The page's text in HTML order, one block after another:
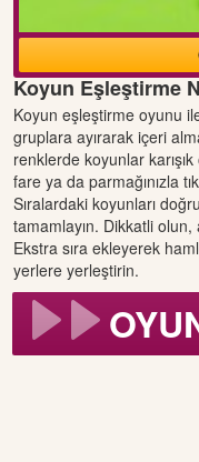
Koyun Eşleştirme
Koyun eşleştirme oyunu
gruplara ayırarak içeri
renklerde koyunlar
fare ya da parmağınızla
Sıralardaki koyunları
tamamlayın. Dikkatli olun,
Ekstra sıra ekleyerek
yerlere yerleştirin.